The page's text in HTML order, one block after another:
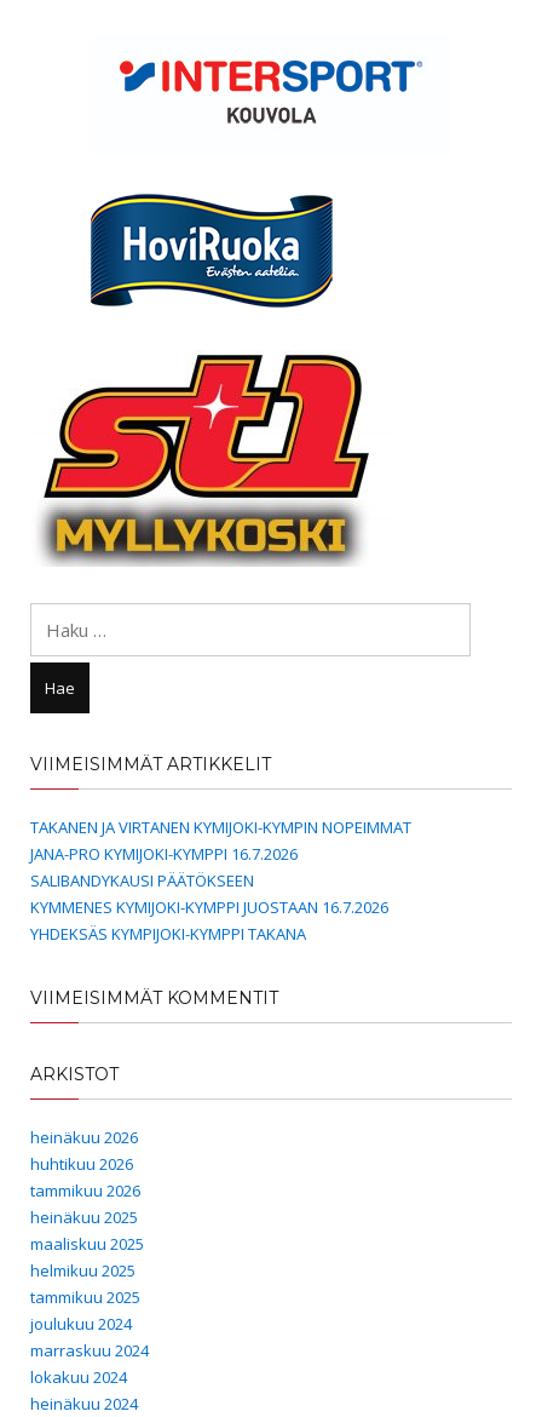
VIIMEISIMMÄT ARTIKKELIT
TAKANEN JA VIRTANEN KYMIJOKI-KYMPIN NOPEIMMAT
JANA-PRO KYMIJOKI-KYMPPI 16.7.2026
SALIBANDYKAUSI PÄÄTÖKSEEN
KYMMENES KYMIJOKI-KYMPPI JUOSTAAN 16.7.2026
YHDEKSÄS KYMPIJOKI-KYMPPI TAKANA
VIIMEISIMMÄT KOMMENTIT
ARKISTOT
heinäkuu 2026
huhtikuu 2026
tammikuu 2026
heinäkuu 2025
maaliskuu 2025
helmikuu 2025
tammikuu 2025
joulukuu 2024
marraskuu 2024
lokakuu 2024
heinäkuu 2024